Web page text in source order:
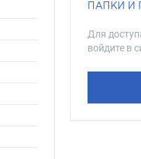
ПАПКИ И
Для
войдите в